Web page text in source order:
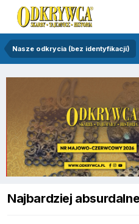
Nasze odkrycia (bez identyfikacji)
Najbardziej